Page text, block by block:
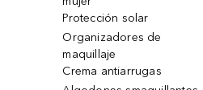
Protección solar
Organizadores de
maquillaje
Crema antiarrugas